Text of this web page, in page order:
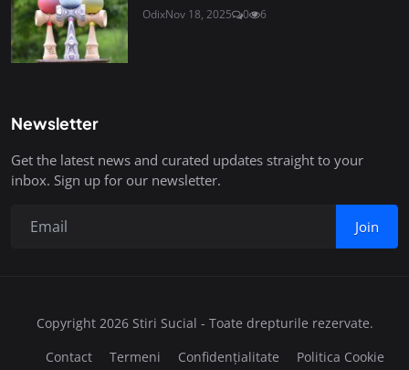
OdixNov 18, 2025 0 6
Newsletter
Get the latest news and curated updates straight to your
inbox. Sign up for our newsletter.
Join
Copyright 2026 Stiri Sucial - Toate drepturile rezervate.
Contact
Termeni Confidențialitate Politica Cookie